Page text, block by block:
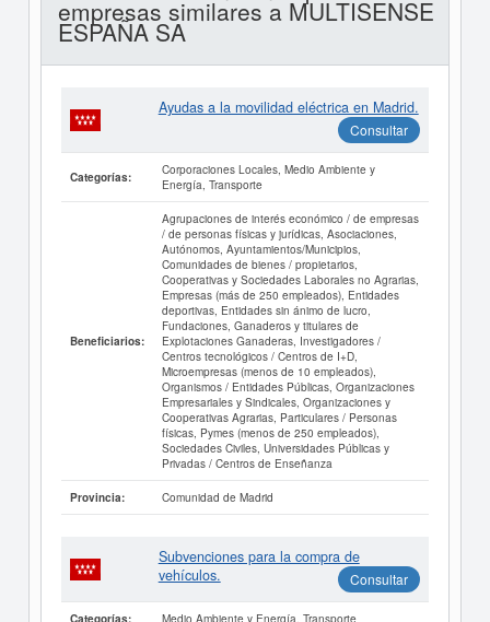
empresas similares a MULTISENSE
ESPAÑA SA
Ayudas a la movilidad eléctrica en Madrid.
Consultar
Categorías:
Corporaciones Locales, Medio Ambiente y
Energía, Transporte
Beneficiarios:
Agrupaciones de interés económico / de empresas
/ de personas físicas y jurídicas, Asociaciones,
Autónomos, Ayuntamientos/Municipios,
Comunidades de bienes / propietarios,
Cooperativas y Sociedades Laborales no Agrarias,
Empresas (más de 250 empleados), Entidades
deportivas, Entidades sin ánimo de lucro,
Fundaciones, Ganaderos y titulares de
Explotaciones Ganaderas, Investigadores /
Centros tecnológicos / Centros de I+D,
Microempresas (menos de 10 empleados),
Organismos / Entidades Públicas, Organizaciones
Empresariales y Sindicales, Organizaciones y
Cooperativas Agrarias, Particulares / Personas
físicas, Pymes (menos de 250 empleados),
Sociedades Civiles, Universidades Públicas y
Privadas / Centros de Enseñanza
Provincia: Comunidad de Madrid
Subvenciones para la compra de
vehículos.
Consultar
Categorías: Medio Ambiente y Energía, Transporte